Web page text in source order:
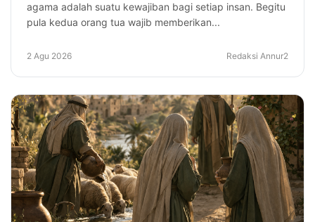
agama adalah suatu kewajiban bagi setiap insan. Begitu
pula kedua orang tua wajib memberikan...
2 Agu 2026 Redaksi Annur2